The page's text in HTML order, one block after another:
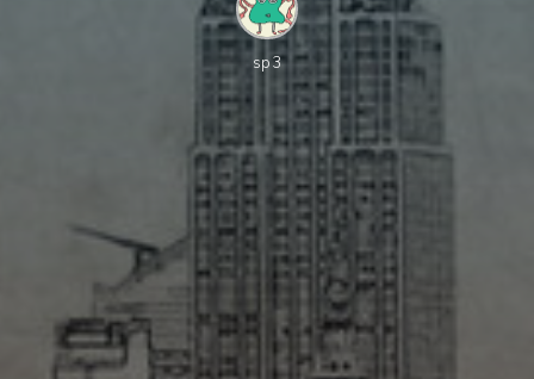
sp3